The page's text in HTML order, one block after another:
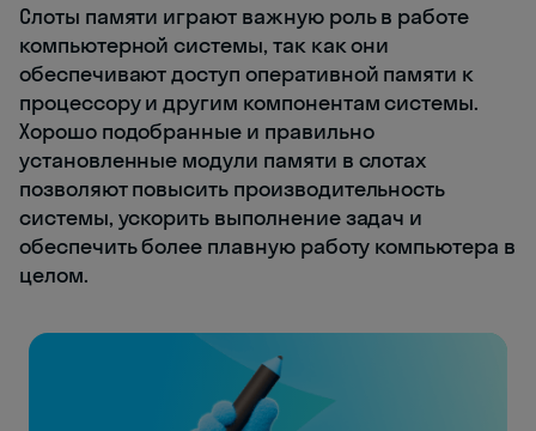
Слоты памяти играют важную роль в работе
компьютерной системы, так как они
обеспечивают доступ оперативной памяти к
процессору и другим компонентам системы.
Хорошо подобранные и правильно
установленные модули памяти в слотах
позволяют повысить производительность
системы, ускорить выполнение задач и
обеспечить более плавную работу компьютера в
целом.